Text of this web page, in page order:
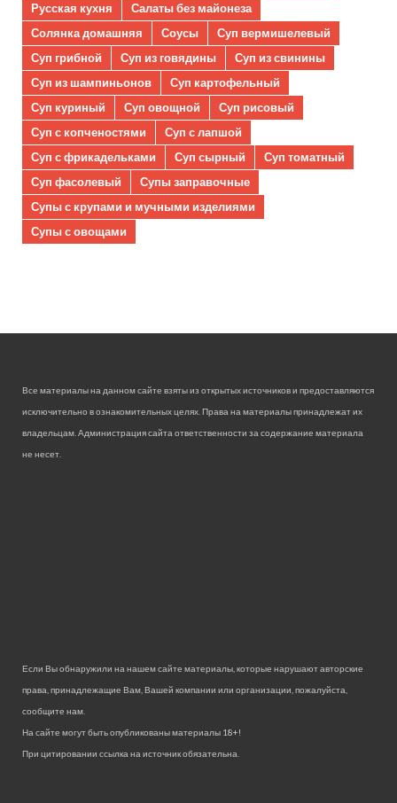
Русская кухня
Салаты без майонеза
Солянка домашняя
Соусы
Суп вермишелевый
Суп грибной
Суп из говядины
Суп из свинины
Суп из шампиньонов
Суп картофельный
Суп куриный
Суп овощной
Суп рисовый
Суп с копченостями
Суп с лапшой
Суп с фрикадельками
Суп сырный
Суп томатный
Суп фасолевый
Супы заправочные
Супы с крупами и мучными изделиями
Супы с овощами
Все материалы на данном сайте взяты из открытых источников и предоставляются
исключительно в ознакомительных целях. Права на материалы принадлежат их
владельцам. Администрация сайта ответственности за содержание материала
не несет.
Если Вы обнаружили на нашем сайте материалы, которые нарушают авторские
права, принадлежащие Вам, Вашей компании или организации, пожалуйста,
сообщите нам.
На сайте могут быть опубликованы материалы 18+!
При цитировании ссылка на источник обязательна.